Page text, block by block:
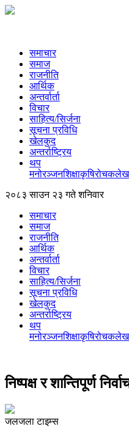
समाचार
समाज
राजनीति
आर्थिक
अन्तर्वार्ता
विचार
साहित्य/सिर्जना
सूचना प्रविधि
खेलकुद
अन्तर्राष्ट्रिय
थप
मनोरञ्‍जनशिक्षाकृषिरोचकलेख
२०८३ साउन २३ गते शनिवार
समाचार
समाज
राजनीति
आर्थिक
अन्तर्वार्ता
विचार
साहित्य/सिर्जना
सूचना प्रविधि
खेलकुद
अन्तर्राष्ट्रिय
थप
मनोरञ्‍जनशिक्षाकृषिरोचकलेख
निष्पक्ष र शान्तिपूर्ण
जलजला टाइम्स